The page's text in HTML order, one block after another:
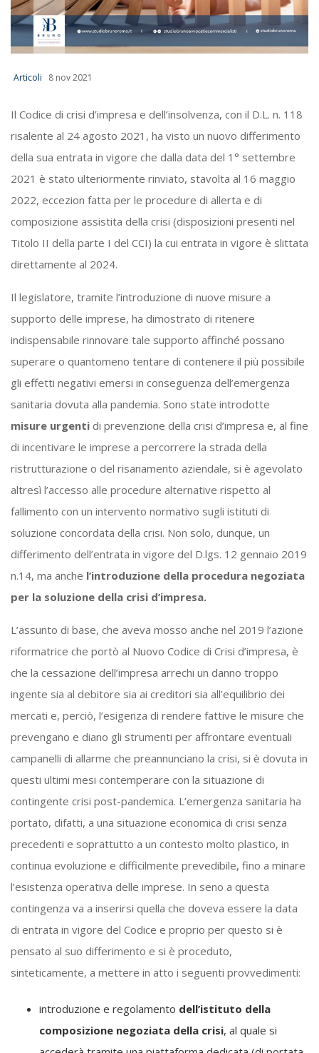
Articoli 8 nov 2021
Il Codice di crisi d’impresa e dell’insolvenza, con il D.L. n. 118
risalente al 24 agosto 2021, ha visto un nuovo differimento
della sua entrata in vigore che dalla data del 1° settembre
2021 è stato ulteriormente rinviato, stavolta al 16 maggio
2022, eccezion fatta per le procedure di allerta e di
composizione assistita della crisi (disposizioni presenti nel
Titolo II della parte I del CCI) la cui entrata in vigore è slittata
direttamente al 2024.
Il legislatore, tramite l’introduzione di nuove misure a
supporto delle imprese, ha dimostrato di ritenere
indispensabile rinnovare tale supporto affinché possano
superare o quantomeno tentare di contenere il più possibile
gli effetti negativi emersi in conseguenza dell’emergenza
sanitaria dovuta alla pandemia. Sono state introdotte
misure urgenti di prevenzione della crisi d’impresa e, al fine
di incentivare le imprese a percorrere la strada della
ristrutturazione o del risanamento aziendale, si è agevolato
altresì l’accesso alle procedure alternative rispetto al
fallimento con un intervento normativo sugli istituti di
soluzione concordata della crisi. Non solo, dunque, un
differimento dell’entrata in vigore del D.lgs. 12 gennaio 2019
n.14, ma anche l’introduzione della procedura negoziata
per la soluzione della crisi d’impresa.
L’assunto di base, che aveva mosso anche nel 2019 l’azione
riformatrice che portò al Nuovo Codice di Crisi d’impresa, è
che la cessazione dell’impresa arrechi un danno troppo
ingente sia al debitore sia ai creditori sia all’equilibrio dei
mercati e, perciò, l’esigenza di rendere fattive le misure che
prevengano e diano gli strumenti per affrontare eventuali
campanelli di allarme che preannunciano la crisi, si è dovuta in
questi ultimi mesi contemperare con la situazione di
contingente crisi post-pandemica. L’emergenza sanitaria ha
portato, difatti, a una situazione economica di crisi senza
precedenti e soprattutto a un contesto molto plastico, in
continua evoluzione e difficilmente prevedibile, fino a minare
l’esistenza operativa delle imprese. In seno a questa
contingenza va a inserirsi quella che doveva essere la data
di entrata in vigore del Codice e proprio per questo si è
pensato al suo differimento e si è proceduto,
sinteticamente, a mettere in atto i seguenti provvedimenti:
introduzione e regolamento dell’istituto della
composizione negoziata della crisi, al quale si